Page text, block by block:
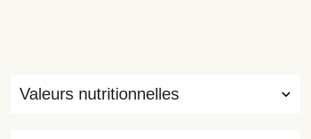
Valeurs nutritionnelles